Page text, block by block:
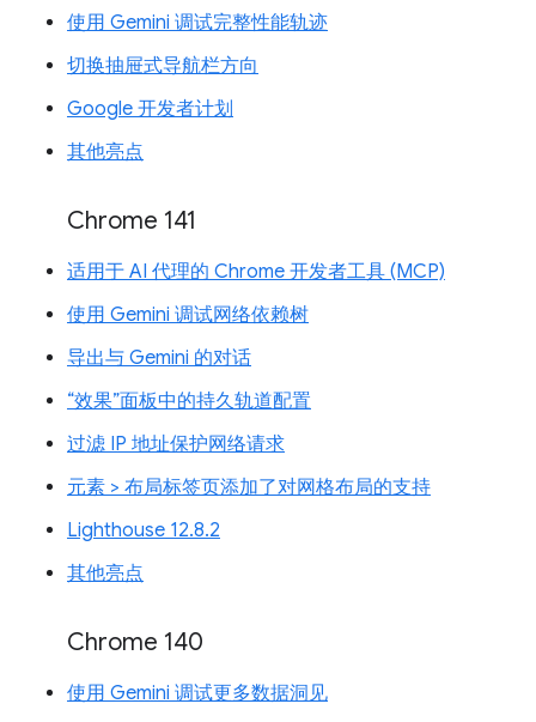
使用 Gemini 调试完整性能轨迹
切换抽屉式导航栏方向
Google 开发者计划
其他亮点
Chrome 141
适用于 AI 代理的 Chrome 开发者工具 (MCP)
使用 Gemini 调试网络依赖树
导出与 Gemini 的对话
“效果”面板中的持久轨道配置
过滤 IP 地址保护网络请求
元素 > 布局标签页添加了对网格布局的支持
Lighthouse 12.8.2
其他亮点
Chrome 140
使用 Gemini 调试更多数据洞见